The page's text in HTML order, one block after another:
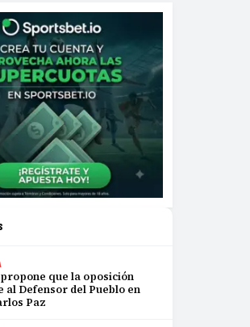
que la oposición
al Defensor del Pueblo en
Paz